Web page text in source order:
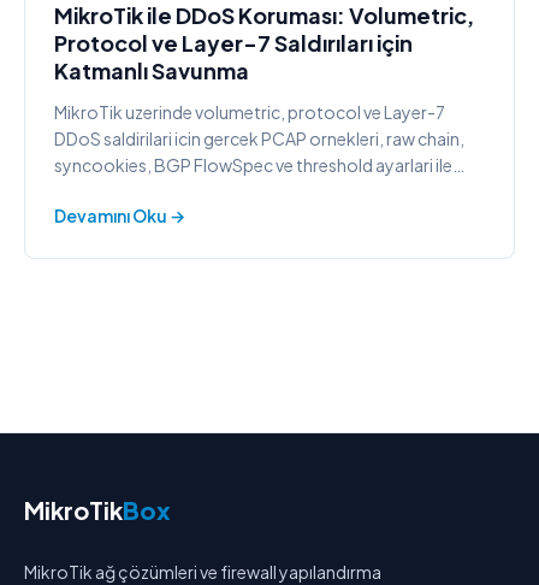
MikroTik ile DDoS Koruması: Volumetric,
Protocol ve Layer-7 Saldırıları için
Katmanlı Savunma
MikroTik uzerinde volumetric, protocol ve Layer-7
DDoS saldirilari icin gercek PCAP ornekleri, raw chain,
syncookies, BGP FlowSpec ve threshold ayarlari ile
Devamını Oku →
MikroTikBox
MikroTik ağ çözümleri ve firewall yapılandırma